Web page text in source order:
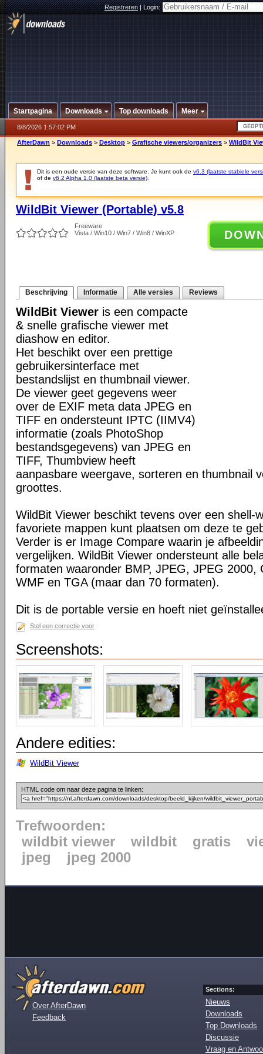
Registreren|Login:
Startpagina Downloads Top downloads Meer
8/8/2026 1:57:02 PM
AfterDawn > Downloads > Desktop > Grafische viewers/organizers > WildBit
Dit is een oude versie van deze software. Je kunt ook de v6.3 (laatste stabiele
of de v6.2 Alpha 1.0 (laatste beta versie)
WildBit Viewer (Portable) v5.8
Freeware
Vista / Win10 / Win7 / Win8 / WinXP
Beschrijving Informatie Alle versies Reviews
WildBit Viewer is een compacte
& snelle grafische viewer met
diashow en editor.
Het beschikt over een prettige
gebruikersinterface met
bestandslijst en thumbnail viewer.
De viewer geet gegevens weer
over de EXIF meta data JPEG en
TIFF en ondersteunt IPTC (IIMV4)
informatie (zoals PhotoShop
bestandsgegevens) van JPEG en
TIFF, Thumbview heeft
aanpasbare weergave, sorteren en thumbnail
groottes.
WildBit Viewer beschikt tevens over een shell-
favoriete mappen kunt plaatsen om deze te
Verder is er Image Compare waarin je
vergelijken. WildBit Viewer ondersteunt alle
formaten waaronder BMP, JPEG, JPEG 2000,
WMF en TGA (maar dan 70 formaten).
Dit is de portable versie en hoeft niet
Stel een correctie voor
Screenshots:
Andere edities:
WildBit Viewer
HTML code om naar deze pagina te linken:
Trefwoorden:
wildbit viewer
wildbit gratis
jpeg
jpeg 2000
Over AfterDawn
Feedback
Sections:
Nieuws
Downloads
Top Downloads
Discussie
Vraag en